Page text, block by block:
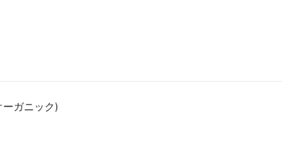
ガニック)